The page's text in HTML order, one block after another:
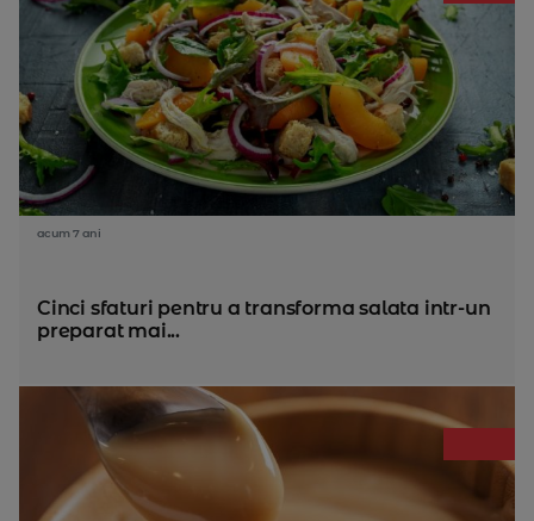
acum 7 ani
Cinci sfaturi pentru a transforma salata intr-un
preparat mai...